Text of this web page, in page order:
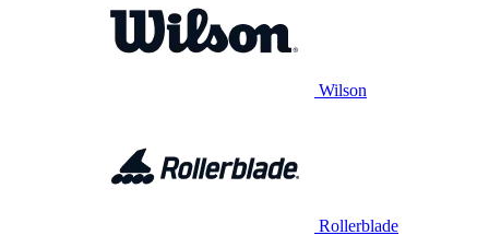
Wilson
Rollerblade